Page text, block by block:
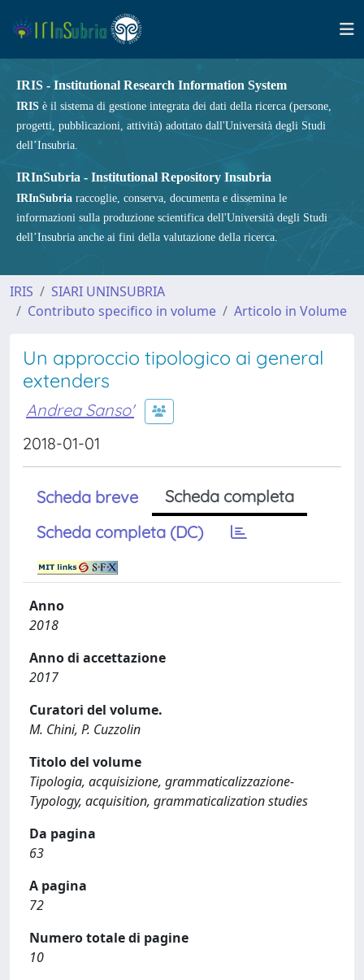
IRIS - Institutional Research Information System
IRIS è il sistema di gestione integrata dei dati della ricerca (persone,
progetti, pubblicazioni, attività) adottato dall'Università degli Studi
dell’Insubria.
IRInSubria - Institutional Repository Insubria
IRInSubria raccoglie, conserva, documenta e dissemina le
informazioni sulla produzione scientifica dell'Università degli Studi
dell’Insubria anche ai fini della valutazione della ricerca.
IRIS
SIARI UNINSUBRIA
Contributo specifico in volume
Articolo in Volume
Un approccio tipologico ai general
extenders
Andrea Sanso'
2018-01-01
Scheda breve
Scheda completa
Scheda completa (DC)
Anno
2018
Anno di accettazione
2017
Curatori del volume.
M. Chini, P. Cuzzolin
Titolo del volume
Tipologia, acquisizione, grammaticalizzazione-
Typology, acquisition, grammaticalization studies
Da pagina
63
A pagina
72
Numero totale di pagine
10